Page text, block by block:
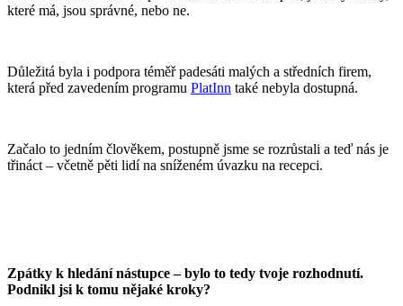
které má, jsou správné, nebo ne.
Důležitá byla i podpora téměř padesáti malých a středních firem,
která před zavedením programu PlatInn také nebyla dostupná.
Začalo to jedním člověkem, postupně jsme se rozrůstali a teď nás je
třináct – včetně pěti lidí na sníženém úvazku na recepci.
Zpátky k hledání nástupce – bylo to tedy tvoje rozhodnutí.
Podnikl jsi k tomu nějaké kroky?